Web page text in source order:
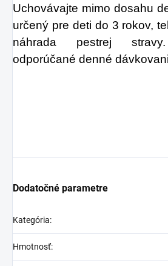
Uchovávajte mimo dosahu
určený pre deti do 3 rokov,
náhrada pestrej stravy.
odporúčané denné
Dodatočné parametre
Kategória:
Hmotnosť: